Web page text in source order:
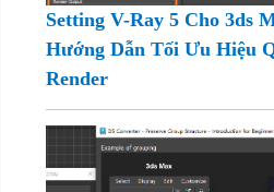
Setting V-Ray 5 Cho 3ds
Hướng Dẫn Tối Ưu Hiệu
Render